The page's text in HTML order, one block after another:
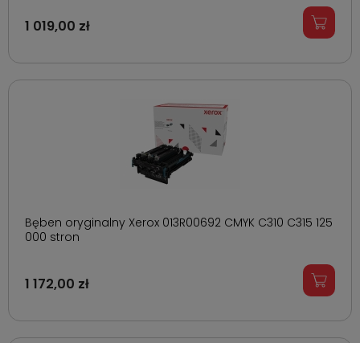
1 019,00 zł
Bęben oryginalny Xerox 013R00692 CMYK C310 C315 125
000 stron
1 172,00 zł